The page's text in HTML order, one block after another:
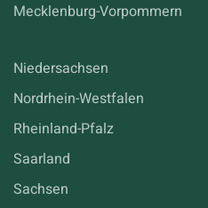
Mecklenburg-Vorpommern
Niedersachsen
Nordrhein-Westfalen
Rheinland-Pfalz
Saarland
Sachsen